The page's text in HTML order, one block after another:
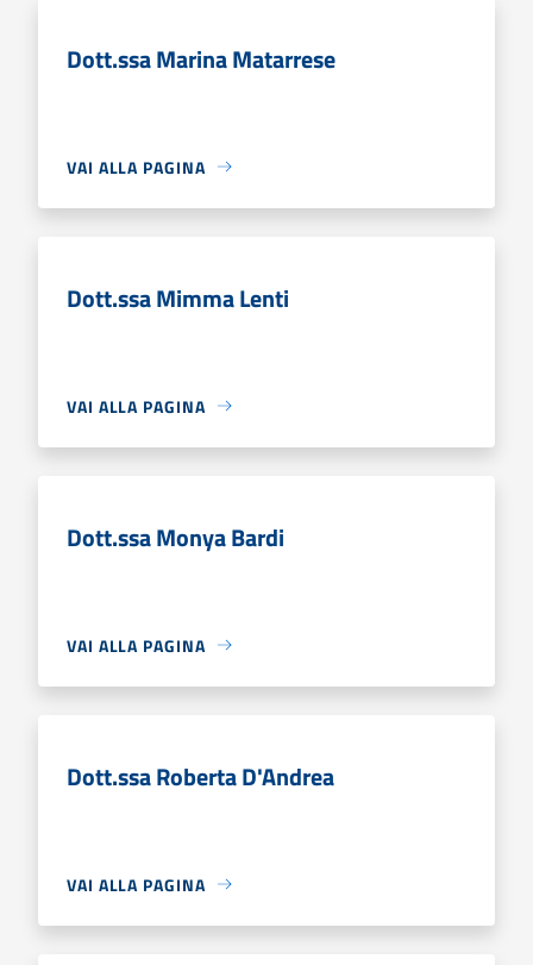
Dott.ssa Marina Matarrese
VAI ALLA PAGINA
Dott.ssa Mimma Lenti
VAI ALLA PAGINA
Dott.ssa Monya Bardi
VAI ALLA PAGINA
Dott.ssa Roberta D'Andrea
VAI ALLA PAGINA